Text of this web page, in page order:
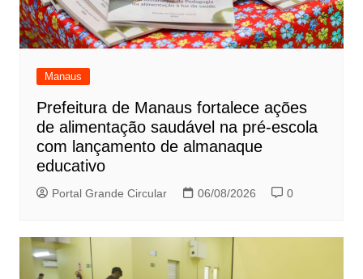
Manaus
Prefeitura de Manaus fortalece ações
de alimentação saudável na pré-escola
com lançamento de almanaque
educativo
Portal Grande Circular 06/08/2026 0